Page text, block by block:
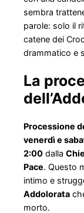
sembra
parole: solo il
catene dei
drammatico e
La
Processione
venerdì e
2:00 dalla
Pace. Questo
intimo e
Addolorata
morto.